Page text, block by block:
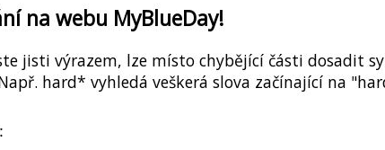
na webu MyBlueDay!
jisti výrazem, lze místo chybějící části dosadit
hard* vyhledá veškerá slova začínající na